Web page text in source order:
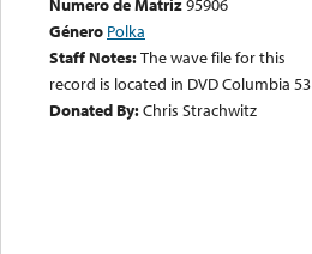
Numero de Matriz95906
Género Polka
Staff Notes:The wave file for this
record is located in DVD Columbia 53
Donated By:Chris Strachwitz